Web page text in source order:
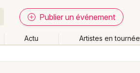
Publier un événement
Actu Artistes en tournée